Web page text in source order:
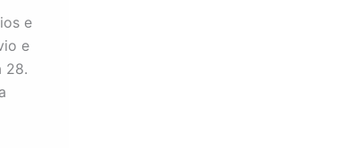
e
e
28.